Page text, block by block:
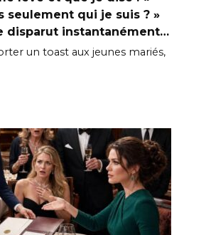
seulement qui je suis ? »
disparut instantanément…
un toast aux jeunes mariés,